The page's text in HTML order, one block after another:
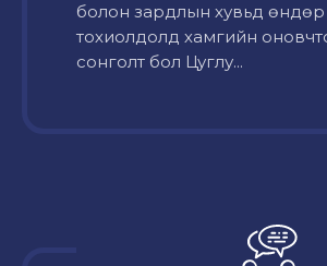
болон зардлын хувьд өндөр
тохиолдолд хамгийн
сонголт бол Цуглу...